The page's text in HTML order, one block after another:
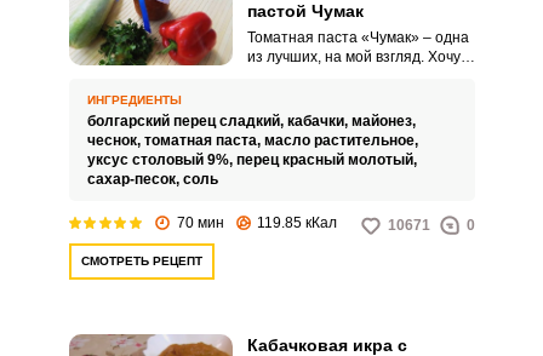
пастой Чумак
Томатная паста «Чумак» – одна
из лучших, на мой взгляд. Хочу
томатной пастой.
ИНГРЕДИЕНТЫ
болгарский перец сладкий, кабачки, майонез,
чеснок, томатная паста, масло растительное,
уксус столовый 9%, перец красный молотый,
сахар-песок, соль
70 мин 119.85 кКал 10671 0
СМОТРЕТЬ РЕЦЕПТ
Кабачковая икра с